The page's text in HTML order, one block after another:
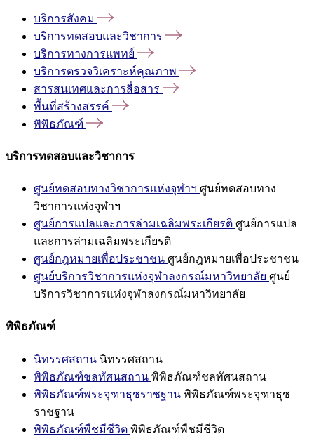
บริการสังคม
บริการทดสอบและวิชาการ
บริการทางการแพทย์
บริการตรวจวิเคราะห์คุณภาพ
สารสนเทศและการสื่อสาร
พื้นที่สร้างสรรค์
พิพิธภัณฑ์
บริการทดสอบและวิชาการ
ศูนย์ทดสอบทางวิชาการแห่งจุฬาฯ ศูนย์ทดสอบทาง
วิชาการแห่งจุฬาฯ
ศูนย์การแปลและการล่ามเฉลิมพระเกียรติ ศูนย์การแปล
และการล่ามเฉลิมพระเกียรติ
ศูนย์กฎหมายเพื่อประชาชน ศูนย์กฎหมายเพื่อประชาชน
ศูนย์บริการวิชาการแห่งจุฬาลงกรณ์มหาวิทยาลัย ศูนย์
บริการวิชาการแห่งจุฬาลงกรณ์มหาวิทยาลัย
พิพิธภัณฑ์
นิทรรศสถาน นิทรรศสถาน
พิพิธภัณฑ์ชลทัศนสถาน พิพิธภัณฑ์ชลทัศนสถาน
พิพิธภัณฑ์พระจุฑาธุชราชฐาน พิพิธภัณฑ์พระจุฑาธุช
ราชฐาน
พิพิธภัณฑ์พืชมีชีวิต พิพิธภัณฑ์พืชมีชีวิต